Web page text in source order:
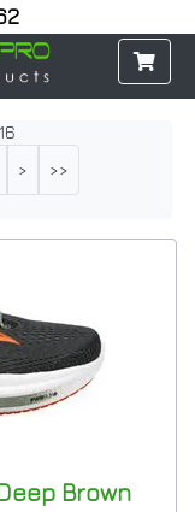
16
>
>>
Brown